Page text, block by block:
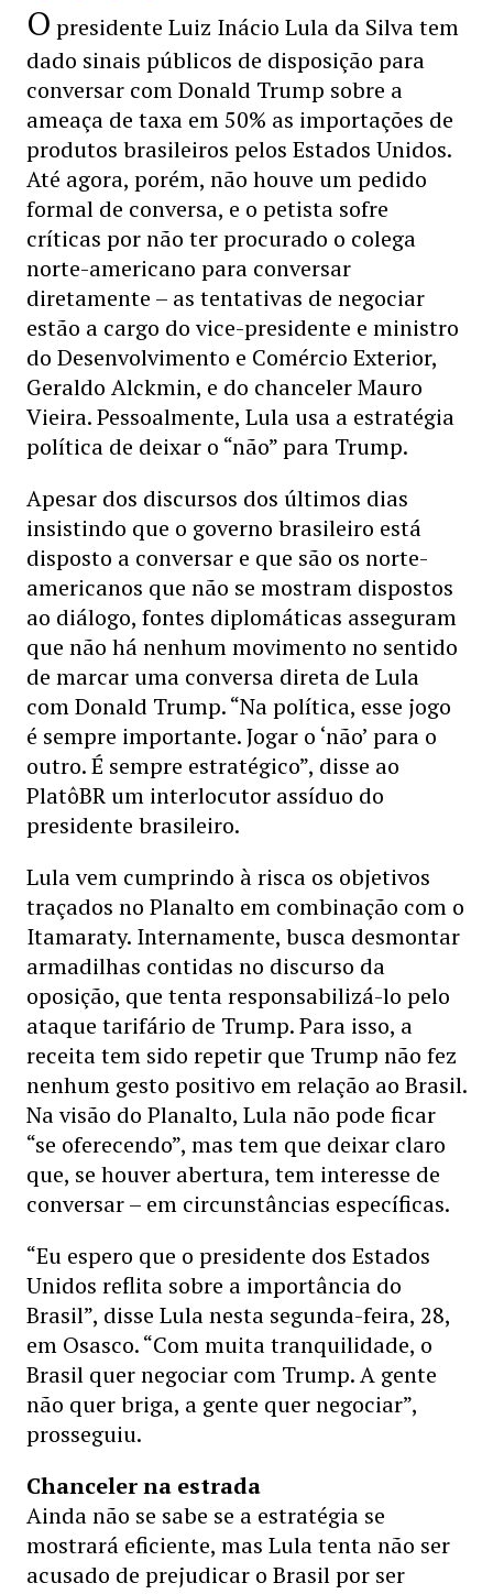
O presidente Luiz Inácio Lula da Silva tem
dado sinais públicos de disposição para
conversar com Donald Trump sobre a
ameaça de taxa em 50% as importações de
produtos brasileiros pelos Estados Unidos.
Até agora, porém, não houve um pedido
formal de conversa, e o petista sofre
críticas por não ter procurado o colega
norte-americano para conversar
diretamente – as tentativas de negociar
estão a cargo do vice-presidente e ministro
do Desenvolvimento e Comércio Exterior,
Geraldo Alckmin, e do chanceler Mauro
Vieira. Pessoalmente, Lula usa a estratégia
política de deixar o “não” para Trump.
Apesar dos discursos dos últimos dias
insistindo que o governo brasileiro está
disposto a conversar e que são os norte-
americanos que não se mostram dispostos
ao diálogo, fontes diplomáticas asseguram
que não há nenhum movimento no sentido
de marcar uma conversa direta de Lula
com Donald Trump. “Na política, esse jogo
é sempre importante. Jogar o ‘não’ para o
outro. É sempre estratégico”, disse ao
PlatôBR um interlocutor assíduo do
presidente brasileiro.
Lula vem cumprindo à risca os objetivos
traçados no Planalto em combinação com o
Itamaraty. Internamente, busca desmontar
armadilhas contidas no discurso da
oposição, que tenta responsabilizá-lo pelo
ataque tarifário de Trump. Para isso, a
receita tem sido repetir que Trump não fez
nenhum gesto positivo em relação ao Brasil.
Na visão do Planalto, Lula não pode ficar
“se oferecendo”, mas tem que deixar claro
que, se houver abertura, tem interesse de
conversar – em circunstâncias específicas.
“Eu espero que o presidente dos Estados
Unidos reflita sobre a importância do
Brasil”, disse Lula nesta segunda-feira, 28,
em Osasco. “Com muita tranquilidade, o
Brasil quer negociar com Trump. A gente
não quer briga, a gente quer negociar”,
prosseguiu.
Chanceler na estrada
Ainda não se sabe se a estratégia se
mostrará eficiente, mas Lula tenta não ser
acusado de prejudicar o Brasil por ser